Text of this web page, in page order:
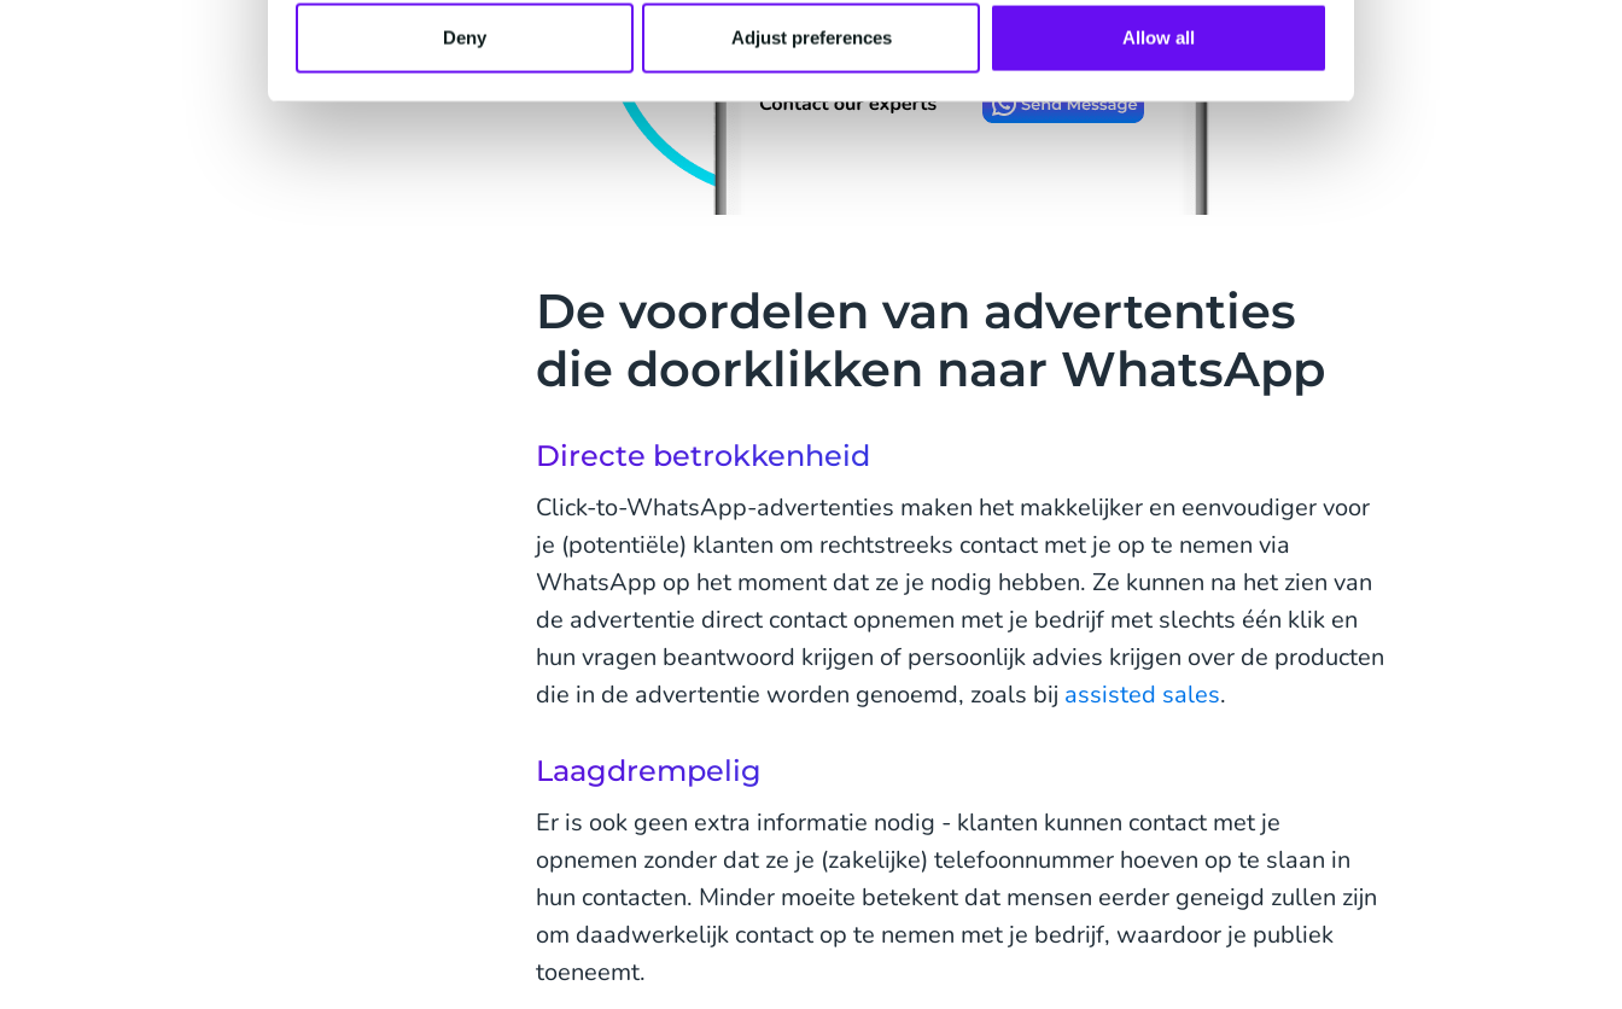
Deny Adjust preferences Allow all
De voordelen van advertenties
die doorklikken naar WhatsApp
Directe betrokkenheid
Click-to-WhatsApp-advertenties maken het makkelijker en eenvoudiger voor
je (potentiële) klanten om rechtstreeks contact met je op te nemen via
WhatsApp op het moment dat ze je nodig hebben. Ze kunnen na het zien van
de advertentie direct contact opnemen met je bedrijf met slechts één klik en
hun vragen beantwoord krijgen of persoonlijk advies krijgen over de producten
die in de advertentie worden genoemd, zoals bij assisted sales.
Laagdrempelig
Er is ook geen extra informatie nodig - klanten kunnen contact met je
opnemen zonder dat ze je (zakelijke) telefoonnummer hoeven op te slaan in
hun contacten. Minder moeite betekent dat mensen eerder geneigd zullen zijn
om daadwerkelijk contact op te nemen met je bedrijf, waardoor je publiek
toeneemt.